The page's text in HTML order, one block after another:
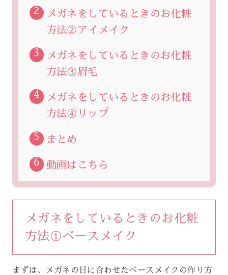
メガネをしているときのお化粧
方法②アイメイク
メガネをしているときのお化粧
方法③眉毛
メガネをしているときのお化粧
方法④リップ
まとめ
動画はこちら
メガネをしているときのお化粧
方法①ベースメイク
まずは、メガネの日に合わせたベースメイクの作り方